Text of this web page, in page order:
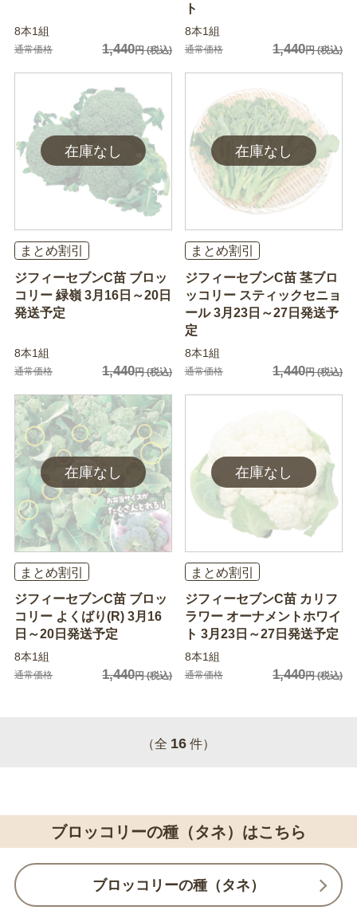
8本1組
通常価格 1,440円(税込)
ト
8本1組
通常価格 1,440円(税込)
まとめ割引
ジフィーセブンC苗 ブロッ
コリー 緑嶺 3月16日～20日
発送予定
8本1組
通常価格 1,440円(税込)
まとめ割引
ジフィーセブンC苗 茎ブロ
ッコリー スティックセニョ
ール 3月23日～27日発送予
定
8本1組
通常価格 1,440円(税込)
まとめ割引
ジフィーセブンC苗 ブロッ
コリー よくばり(R) 3月16
日～20日発送予定
8本1組
通常価格 1,440円(税込)
まとめ割引
ジフィーセブンC苗 カリフ
ラワー オーナメントホワイ
ト 3月23日～27日発送予定
8本1組
通常価格 1,440円(税込)
（全 16 件）
ブロッコリーの種（タネ）はこちら
ブロッコリーの種（タネ）